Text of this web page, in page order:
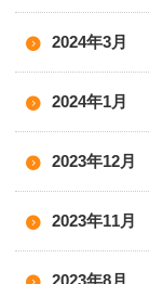
2024年3月
2024年1月
2023年12月
2023年11月
2023年8月